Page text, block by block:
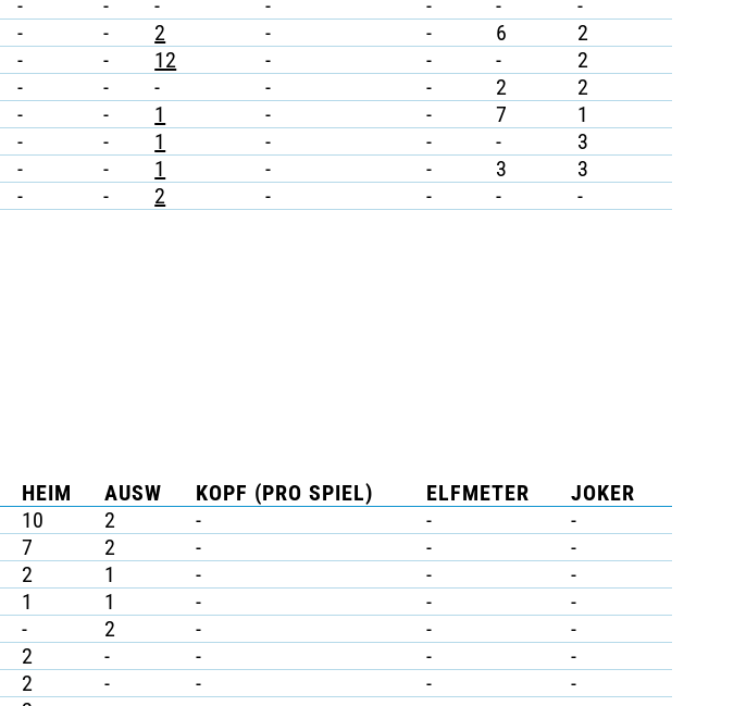
- - - - - -
-
- - 2 - - 6
2
- - 12 - - -
2
- - - - - 2
2
- - 1 - - 7
1
- - 1 - - -
3
- - 1 - - 3
3
- - 2 - - - -
HEIM AUSW KOPF (PRO SPIEL) ELFMETER
JOKER
10 2 - -
-
7 2 - -
-
2 1 - -
-
1 1 - -
-
- 2 - -
-
2 - - -
-
2 - - -
-